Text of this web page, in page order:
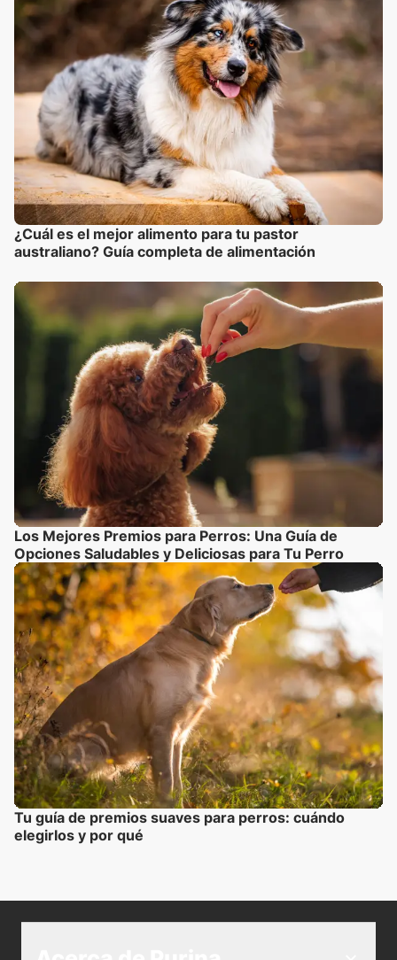
¿Cuál es el mejor alimento para tu pastor
australiano? Guía completa de alimentación
Los Mejores Premios para Perros: Una Guía de
Opciones Saludables y Deliciosas para Tu Perro
Tu guía de premios suaves para perros: cuándo
elegirlos y por qué